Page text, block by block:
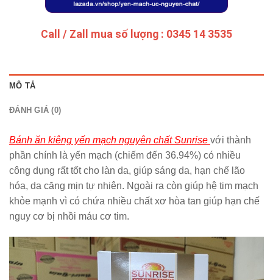
Call / Zall mua số lượng : 0345 14 3535
MÔ TẢ
ĐÁNH GIÁ (0)
Bánh ăn kiêng yến mạch nguyên chất Sunrise với thành
phần chính là yến mạch (chiếm đến 36.94%) có nhiều
công dụng rất tốt cho làn da, giúp sáng da, hạn chế lão
hóa, da căng mịn tự nhiên. Ngoài ra còn giúp hệ tim mạch
khỏe mạnh vì có chứa nhiều chất xơ hòa tan giúp hạn chế
nguy cơ bị nhồi máu cơ tim.